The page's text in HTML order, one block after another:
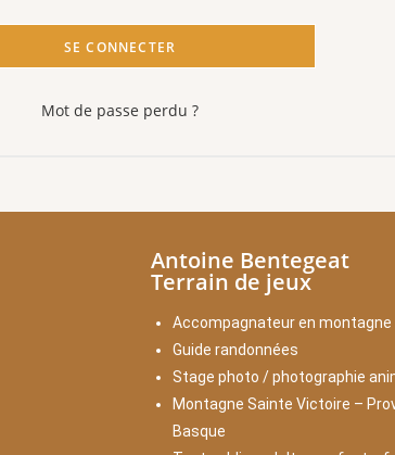
SE CONNECTER
Mot de passe perdu ?
Antoine Bentegeat
Terrain de jeux
Accompagnateur en montagne
Guide randonnées
Stage photo / photographie
Montagne Sainte Victoire –
Basque